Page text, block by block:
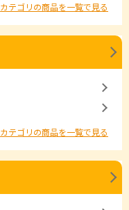
カテゴリの商品を一覧で見る
カテゴリの商品を一覧で見る